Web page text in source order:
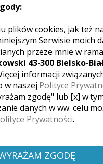
plików cookies, jak też
Serwisie moich
przeze mnie w
43-300 Bielsko-
informacji
w naszej Polityce
zgodę" lub [x] w
danych w ww. celu
Prywatności.
ZGODĘ